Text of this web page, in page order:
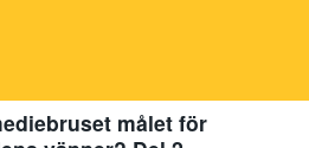
målet för